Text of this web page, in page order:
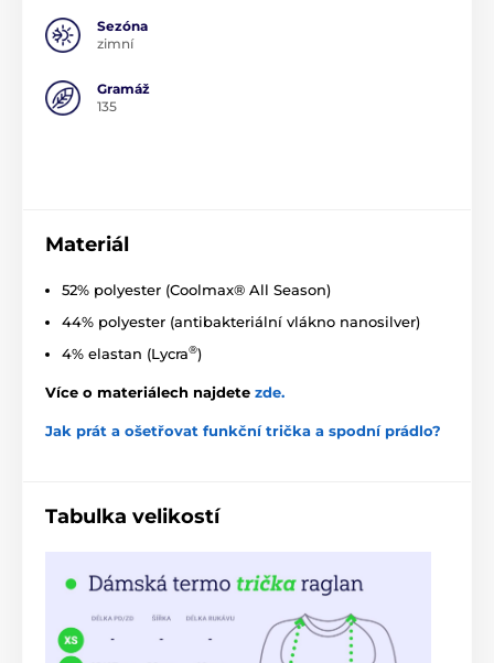
Sezóna
zimní
Gramáž
135
Materiál
52% polyester (Coolmax® All Season)
44% polyester (antibakteriální vlákno nanosilver)
4% elastan (Lycra®)
Více o materiálech najdete zde.
Jak prát a ošetřovat funkční trička a spodní prádlo?
Tabulka velikostí